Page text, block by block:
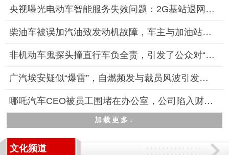
央视曝光电动车智能服务失效问题：2G基站退网，智能服务需付费升
柴油车被误加汽油致发动机故障，车主与加油站陷入责任认定僵局
非机动车鬼探头撞直行车负全责，引发了公众对“鬼探头”事故责任
广汽埃安疑似“爆雷”，自燃频发与裁员风波引发市场担忧
哪吒汽车CEO被员工围堵在办公室，公司陷入财务与舆论双重危机
加载更多↓
文化频道